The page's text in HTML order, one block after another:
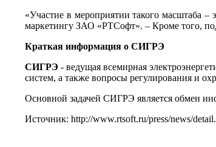
«Участие в мероприятии такого масштаба
маркетингу ЗАО «РТСофт». – Кроме того,
Краткая информация о СИГРЭ
СИГРЭ - ведущая всемирная
систем, а также вопросы регулирования и
Основной задачей СИГРЭ является обмен
Источник: http://www.rtsoft.ru/press/news/